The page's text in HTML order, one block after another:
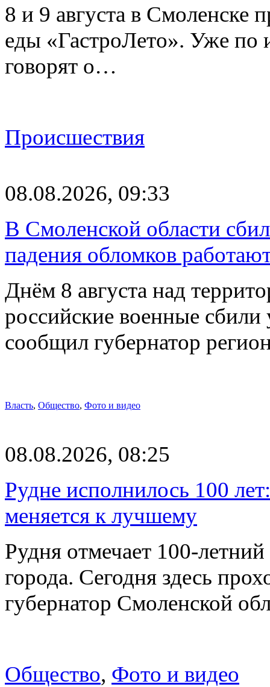
8 и 9 августа в Смоленске
еды «ГастроЛето». Уже по
говорят о…
Происшествия
08.08.2026, 09:33
В Смоленской области
падения обломков
Днём 8 августа над
российские военные
сообщил губернатор
Власть, Общество, Фото и видео
08.08.2026, 08:25
Рудне исполнилось 100
меняется к лучшему
Рудня отмечает 100-
города. Сегодня здесь
губернатор Смоленской
Общество, Фото и видео